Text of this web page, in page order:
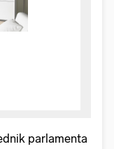
parlamenta